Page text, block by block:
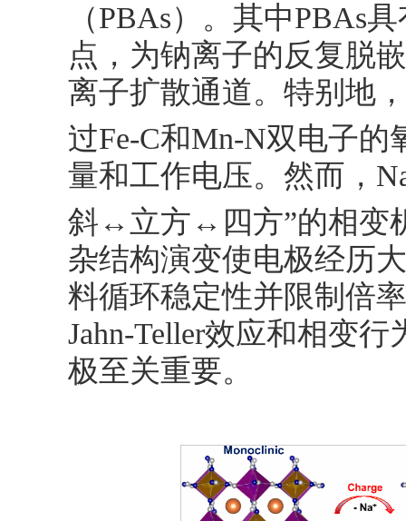
（PBAs）。其中PBAs
点，为钠离子的反复脱
离子扩散通道。特别地
过Fe-C和Mn-N双电子
量和工作电压。然而，
斜↔立方↔四方”的相变
杂结构演变使电极经历
料循环稳定性并限制倍
Jahn-Teller效应和相变
极至关重要。